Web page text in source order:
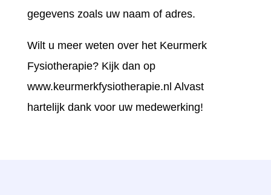
gegevens zoals uw naam of adres.
Wilt u meer weten over het Keurmerk
Fysiotherapie? Kijk dan op
www.keurmerkfysiotherapie.nl Alvast
hartelijk dank voor uw medewerking!